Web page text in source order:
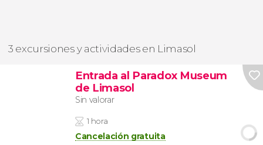
3 excursiones y actividades en Limasol
Entrada al Paradox Museum
de Limasol
Sin valorar
1 hora
Cancelación gratuita